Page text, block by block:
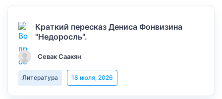
Краткий пересказ Дениса Фонвизина
"Недоросль".
Севак Саакян
Литература 18 июля, 2026